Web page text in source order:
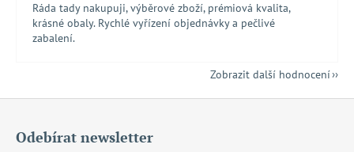
Ráda tady nakupuji, výběrové zboží, prémiová kvalita,
krásné obaly. Rychlé vyřízení objednávky a pečlivé
zabalení.
Zobrazit další hodnocení
Odebírat newsletter